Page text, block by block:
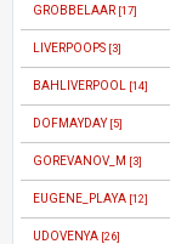
GROBBELAAR [17]
LIVERPOOPS [3]
BAHLIVERPOOL [14]
DOFMAYDAY [5]
GOREVANOV_M [3]
EUGENE_PLAYA [12]
UDOVENYA [26]